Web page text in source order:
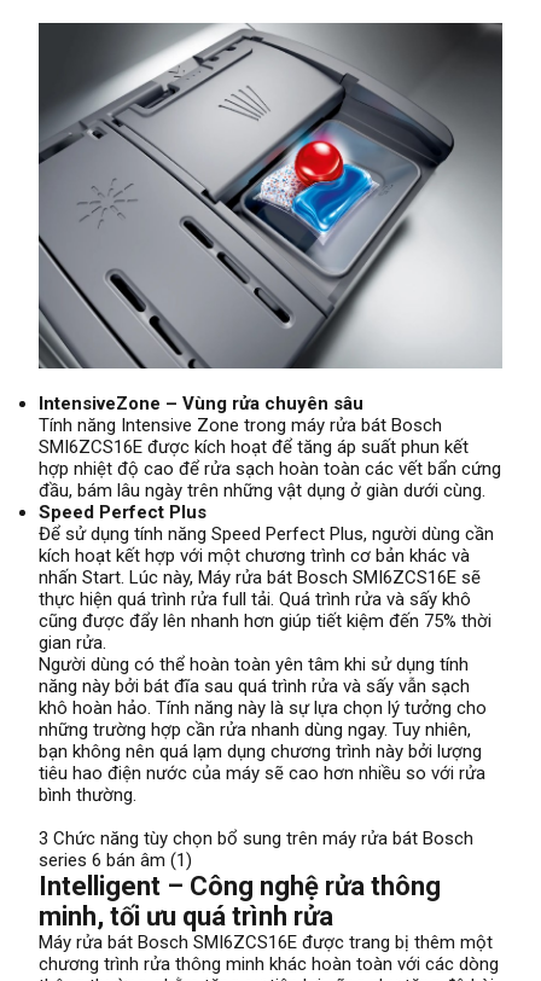
IntensiveZone – Vùng rửa chuyên sâu
Tính năng Intensive Zone trong máy rửa bát Bosch
SMI6ZCS16E được kích hoạt để tăng áp suất phun kết
hợp nhiệt độ cao để rửa sạch hoàn toàn các vết bẩn cứng
đầu, bám lâu ngày trên những vật dụng ở giàn dưới cùng.
Speed Perfect Plus
Để sử dụng tính năng Speed Perfect Plus, người dùng cần
kích hoạt kết hợp với một chương trình cơ bản khác và
nhấn Start. Lúc này, Máy rửa bát Bosch SMI6ZCS16E sẽ
thực hiện quá trình rửa full tải. Quá trình rửa và sấy khô
cũng được đẩy lên nhanh hơn giúp tiết kiệm đến 75% thời
gian rửa.
Người dùng có thể hoàn toàn yên tâm khi sử dụng tính
năng này bởi bát đĩa sau quá trình rửa và sấy vẫn sạch
khô hoàn hảo. Tính năng này là sự lựa chọn lý tưởng cho
những trường hợp cần rửa nhanh dùng ngay. Tuy nhiên,
bạn không nên quá lạm dụng chương trình này bởi lượng
tiêu hao điện nước của máy sẽ cao hơn nhiều so với rửa
bình thường.
3 Chức năng tùy chọn bổ sung trên máy rửa bát Bosch
series 6 bán âm (1)
Intelligent – Công nghệ rửa thông
minh, tối ưu quá trình rửa
Máy rửa bát Bosch SMI6ZCS16E được trang bị thêm một
chương trình rửa thông minh khác hoàn toàn với các dòng